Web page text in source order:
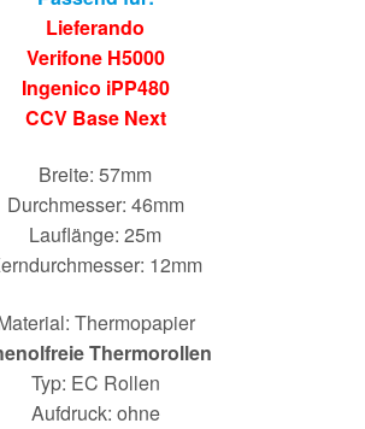
Lieferando
Verifone H5000
Ingenico iPP480
CCV Base Next
Breite: 57mm
Durchmesser: 46mm
Lauflänge: 25m
12mm
Thermopapier
Thermorollen
Typ: EC Rollen
Aufdruck: ohne